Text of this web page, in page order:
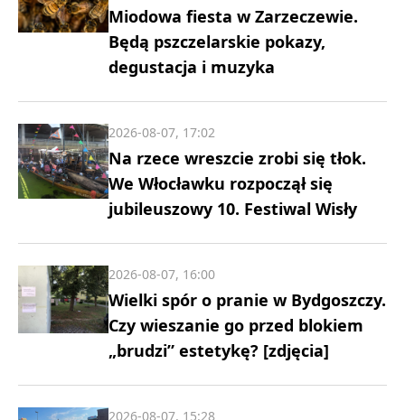
Miodowa fiesta w Zarzeczewie.
Będą pszczelarskie pokazy,
degustacja i muzyka
Na rzece wreszcie zrobi się tłok.
We Włocławku rozpoczął się
jubileuszowy 10. Festiwal Wisły
2026-08-07, 17:02
Wielki spór o pranie w Bydgoszczy.
Czy wieszanie go przed blokiem
„brudzi” estetykę? [zdjęcia]
2026-08-07, 16:00
2026-08-07, 15:28